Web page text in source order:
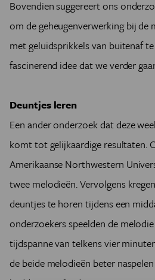
Bovendien suggereert ons
om de geheugenverwerking bij de
met geluidsprikkels van buitenaf
fascinerend idee dat we verder
Deuntjes leren
Een ander onderzoek dat deze
komt tot gelijkaardige resultaten.
Amerikaanse Northwestern
twee melodieën. Vervolgens
deuntjes te horen tijdens een
onderzoekers speelden de
tijdspanne van telkens vier
de beide melodieën beter